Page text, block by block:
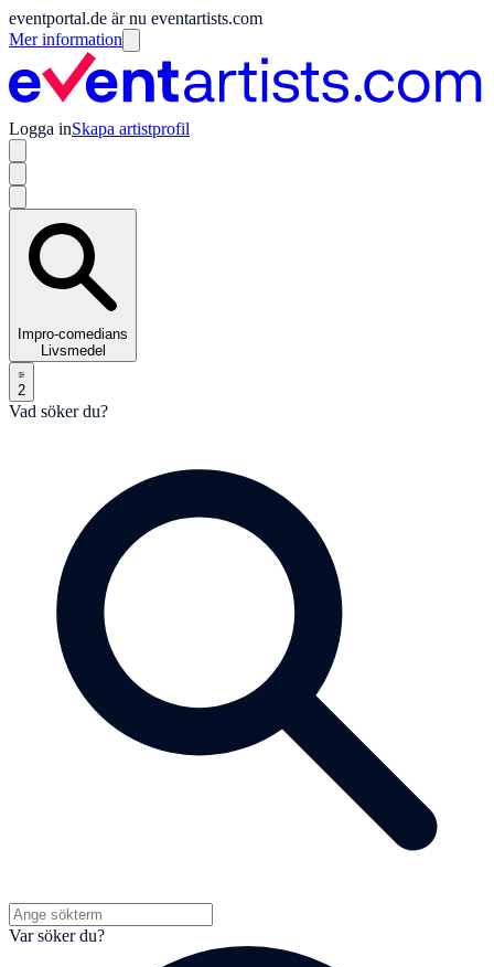
eventportal.de är nu eventartists.com
Mer information
Logga inSkapa artistprofil
Impro-comedians
Livsmedel
2
Vad söker du?
Var söker du?